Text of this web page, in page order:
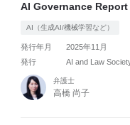
AI Governance Report
AI（生成AI/機械学習など）
発行年月
2025年11月
発行
AI and Law
弁護士
高橋 尚子